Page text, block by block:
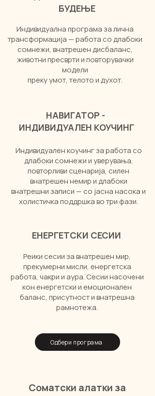
БУДЕЊЕ
Индивидуална програма за лична
трансформација — работа со длабоки
сомнежи, внатрешен дисбаланс,
животни пресврти и повторувачки
модели
преку умот, телото и духот.
НАВИГАТОР -
ИНДИВИДУАЛЕН КОУЧИНГ
Индивидуален коучинг за работа со
длабоки сомнежи и уверувања,
повторливи сценарија, силен
внатрешен немир и длабоки
внатрешни записи — со јасна насока и
холистичка поддршка во три фази.
ЕНЕРГЕТСКИ СЕСИИ
Реики сесии за внатрешен мир,
прекумерни мисли, енергетска
работа, чакри и аура. Сесии насочени
кон енергетски и емоционален
баланс, присутност и внатрешна
рамнотежа.
Одбери програма
Соматски алатки за